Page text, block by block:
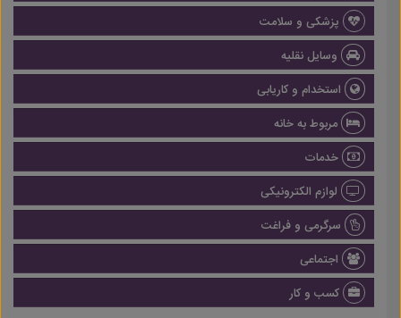
پزشکی و سلامت
وسایل نقلیه
استخدام و کاریابی
مربوط به خانه
خدمات
لوازم الکترونیکی
سرگرمی و فراغت
اجتماعی
کسب و کار